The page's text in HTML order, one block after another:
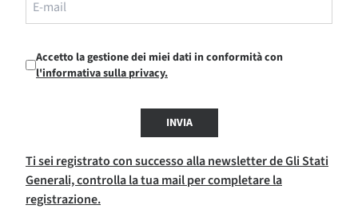
Accetto la gestione dei miei dati in conformità con
l'informativa sulla privacy.
INVIA
Ti sei registrato con successo alla newsletter de Gli Stati
Generali, controlla la tua mail per completare la
registrazione.